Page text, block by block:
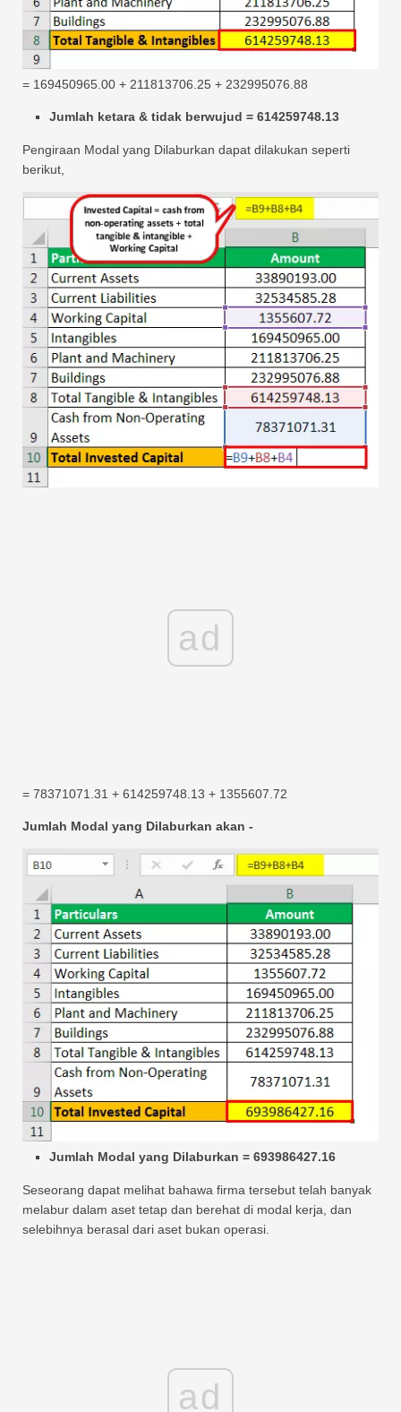
= 169450965.00 + 211813706.25 + 232995076.88
Jumlah ketara & tidak berwujud = 614259748.13
Pengiraan Modal yang Dilaburkan dapat dilakukan seperti
berikut,
ad
= 78371071.31 + 614259748.13 + 1355607.72
Jumlah Modal yang Dilaburkan akan -
Jumlah Modal yang Dilaburkan = 693986427.16
Seseorang dapat melihat bahawa firma tersebut telah banyak
melabur dalam aset tetap dan berehat di modal kerja, dan
selebihnya berasal dari aset bukan operasi.
ad